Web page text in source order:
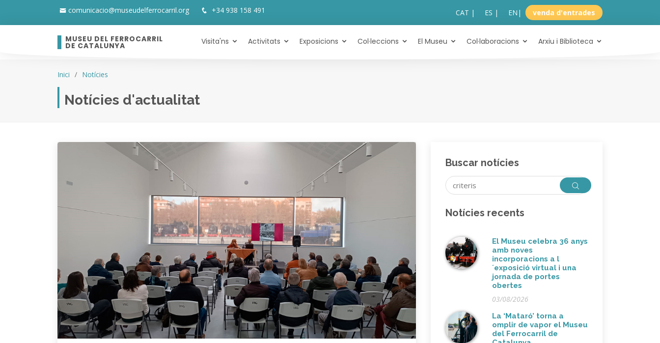
comunicacio@museudelferrocarril.org +34 938 158 491 CAT | ES | EN | venda d'entrades
MUSEU DEL FERROCARRIL
DE CATALUNYA Visita'ns Activitats Exposicions Col·leccions El Museu Col·laboracions Arxiu i Biblioteca
Inici Notícies
Notícies d'actualitat
Buscar notícies
Notícies recents
El Museu celebra 36 anys
amb noves
incorporacions a l
´exposició virtual i una
jornada de portes
obertes
03/08/2026
La ‘Mataró’ torna a
omplir de vapor el Museu
del Ferrocarril de